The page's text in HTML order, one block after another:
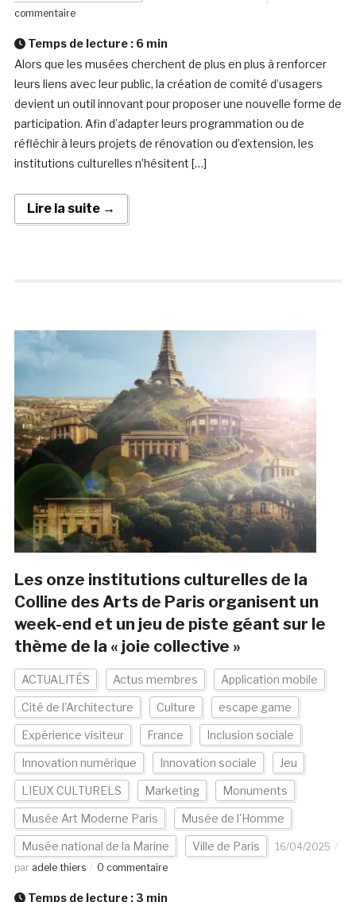
commentaire
Temps de lecture : 6 min
Alors que les musées cherchent de plus en plus à renforcer
leurs liens avec leur public, la création de comité d’usagers
devient un outil innovant pour proposer une nouvelle forme de
participation. Afin d’adapter leurs programmation ou de
réfléchir à leurs projets de rénovation ou d’extension, les
institutions culturelles n’hésitent […]
Lire la suite →
Les onze institutions culturelles de la
Colline des Arts de Paris organisent un
week-end et un jeu de piste géant sur le
thème de la « joie collective »
ACTUALITÉS Actus membres Application mobile
Cité de l'Architecture Culture escape game
Expérience visiteur France Inclusion sociale
Innovation numérique Innovation sociale Jeu
LIEUX CULTURELS Marketing Monuments
Musée Art Moderne Paris Musée de l'Homme
Musée national de la Marine Ville de Paris
16/04/2025
par adele thiers 0 commentaire
Temps de lecture : 3 min